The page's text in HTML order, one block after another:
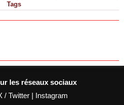
Tags
les réseaux sociaux
/ Twitter | Instagram